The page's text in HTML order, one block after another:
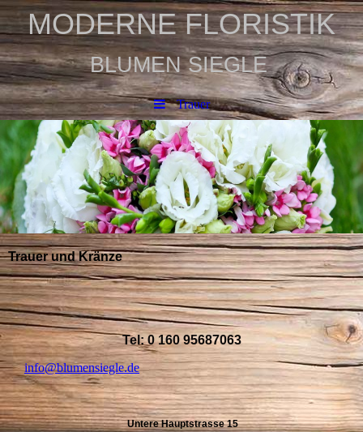
MODERNE FLORISTIK
BLUMEN SIEGLE
Trauer
Trauer und Kränze
Tel: 0 160 95687063
info@blumensiegle.de
Untere Hauptstrasse 15